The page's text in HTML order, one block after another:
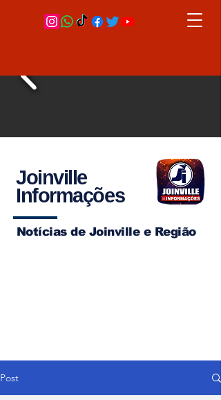
Joinville
Informações
Notícias de Joinville e Região
Post